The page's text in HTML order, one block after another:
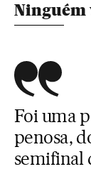
Ninguém
Foi uma
penosa,
semifinal